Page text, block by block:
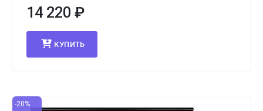
14 220 ₽
КУПИТЬ
-20%